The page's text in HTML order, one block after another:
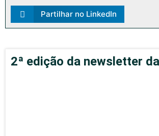
Partilhar no LinkedIn
2ª edição da newsletter